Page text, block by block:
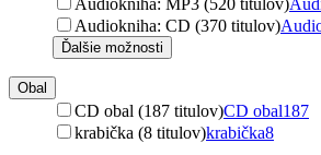
Audiokniha: CD (370 titulov)
Ďalšie možnosti
Obal
CD obal (187 titulov)CD obal187
krabička (8 titulov)krabička8